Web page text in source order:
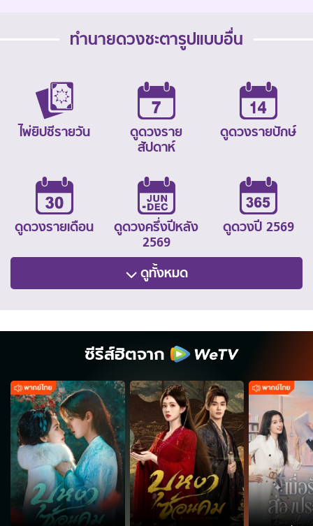
ทำนายดวงชะตารูปแบบอื่น
ไพ่ยิปซีรายวัน
ดูดวงราย
สัปดาห์
ดูดวงรายปักษ์
ดูดวงรายเดือน
ดูดวงครึ่งปีหลัง
2569
ดูดวงปี 2569
ดูทั้งหมด
ซีรีส์ฮิตจาก